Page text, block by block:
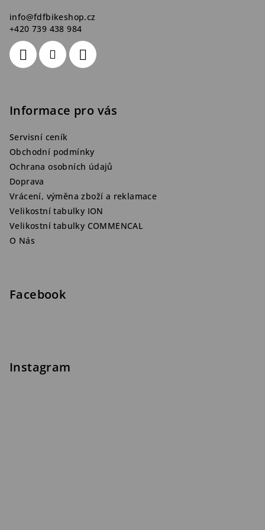
info@fdfbikeshop.cz
+420 739 438 984
Informace pro vás
Servisní ceník
Obchodní podmínky
Ochrana osobních údajů
Doprava
Vrácení, výměna zboží a reklamace
Velikostní tabulky ION
Velikostní tabulky COMMENCAL
O Nás
Facebook
Instagram